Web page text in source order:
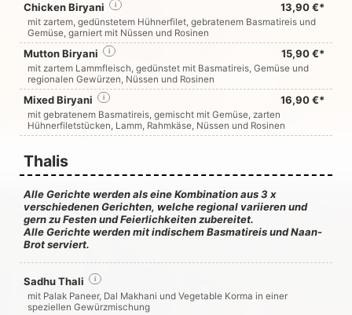
Chicken Biryani 13,90 €*
i
mit zartem, gedünstetem Hühnerfilet, gebratenem Basmatireis und
Gemüse, garniert mit Nüssen und Rosinen
Mutton Biryani 15,90 €*
i
mit zartem Lammfleisch, gedünstet mit Basmatireis, Gemüse und
regionalen Gewürzen, Nüssen und Rosinen
Mixed Biryani 16,90 €*
i
mit gebratenem Basmatireis, gemischt mit Gemüse, zarten
Hühnerfiletstücken, Lamm, Rahmkäse, Nüssen und Rosinen
Thalis
Alle Gerichte werden als eine Kombination aus 3 x
verschiedenen Gerichten, welche regional variieren und
gern zu Festen und Feierlichkeiten zubereitet.
Alle Gerichte werden mit indischem Basmatireis und Naan-
Brot serviert.
Sadhu Thali i
mit Palak Paneer, Dal Makhani und Vegetable Korma in einer
speziellen Gewürzmischung